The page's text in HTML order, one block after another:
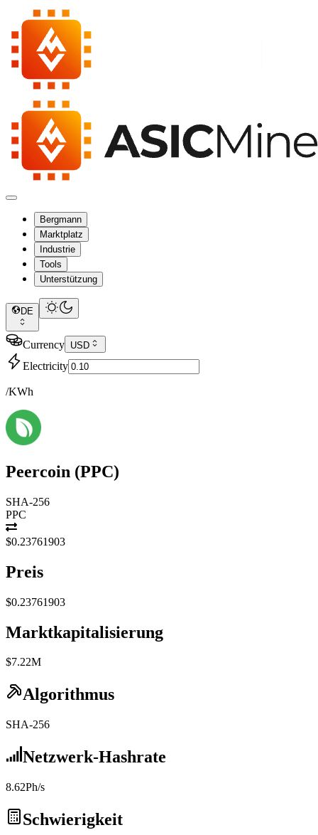
Bergmann
Marktplatz
Industrie
Tools
Unterstützung
DE
Currency USD
Electricity
/KWh
Peercoin (PPC)
SHA-256
PPC
$0.23761903
Preis
$0.23761903
Marktkapitalisierung
$7.22M
Algorithmus
SHA-256
Netzwerk-Hashrate
8.62Ph/s
Schwierigkeit